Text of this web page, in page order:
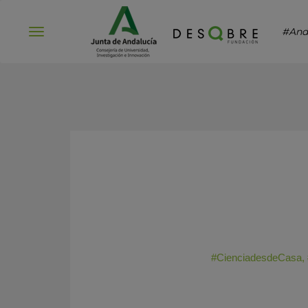
#CienciadesdeCasa,